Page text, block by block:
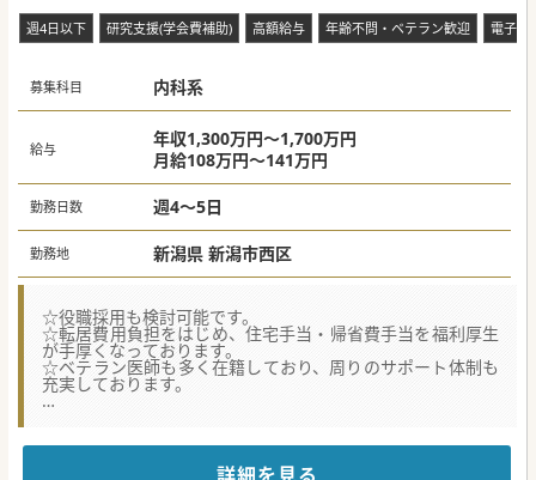
週4日以下 研究支援(学会費補助) 高額給与 年齢不問・ベテラン歓迎 電子カ
募集科目 内科系
給与
年収1,300万円～1,700万円
月給108万円～141万円
勤務日数 週4～5日
勤務地 新潟県 新潟市西区
☆役職採用も検討可能です。
☆転居費用負担をはじめ、住宅手当・帰省費手当を福利厚生
が手厚くなっております。
☆ベテラン医師も多く在籍しており、周りのサポート体制も
充実しております。
提供しているケアミックスの病院です。
ベテランの勤務医、スタッフが揃っておりますので、安心し